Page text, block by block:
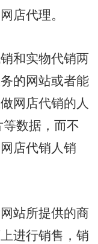
店代理。
和实物代销两
的网站或者能
网店代销的人
数据，而不
店代销人销
站所提供的商
进行销售，销